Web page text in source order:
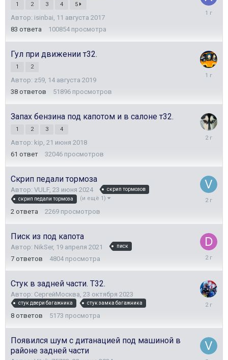
1 2 3 4 5
Автор: isinbai, 11 августа 2017
83 ответа 100854 просмотра
29
Гул при движении т32.
1 2
Автор: z59, 14 августа 2019
38 ответов 51896 просмотров
30
Запах бензина под капотом и в салоне т32.
1 2 3 4
Автор: kip, 21 июня 2018
61 ответ 32046 просмотров
17
Скрип педали тормоза
Автор: VULF, 23 июня 2024
скрип тормозов
скрип педали тормоза
(и ещё 1)
2 ответа 2269 просмотров
29
Писк из под капота
Автор: NikSer, 19 апреля 2021 писк
7 ответов 4804 просмотра
28
Стук в задней части. Т32.
Автор: СергейМосква, 23 октября 2023
стук двери багажника стук замка багажника
8 ответов 5173 просмотра
24
Появился шум с дитанацией под машиной в
районе задней части